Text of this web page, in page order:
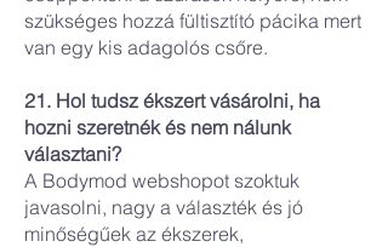
szükséges hozzá fültisztító pácika mert
van egy kis adagolós csőre.
21. Hol tudsz ékszert vásárolni, ha
hozni szeretnék és nem nálunk
választani?
A Bodymod webshopot szoktuk
javasolni, nagy a választék és jó
minőségűek az ékszerek,